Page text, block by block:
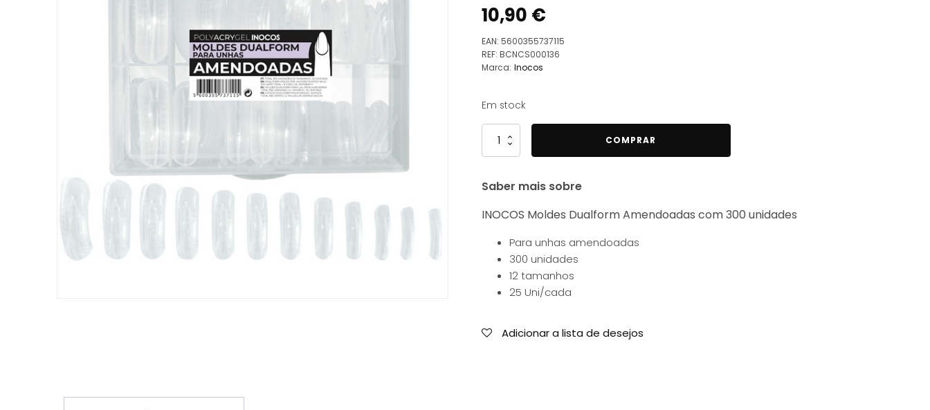
10,90 €
EAN: 5600355737115
REF: BCNCS000136
Marca: Inocos
Em stock
Quantidade
de
Moldes
Amendoadas
unidades
COMPRAR
Saber mais sobre
INOCOS Moldes Dualform Amendoadas com 300 unidades
Para unhas amendoadas
300 unidades
12 tamanhos
25 Uni/cada
Adicionar a lista de desejos